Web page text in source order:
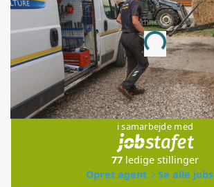
Annonce
Loading...
Jobs
i samarbejde med
77 ledige stillinger
Opret agent
Se alle jobs